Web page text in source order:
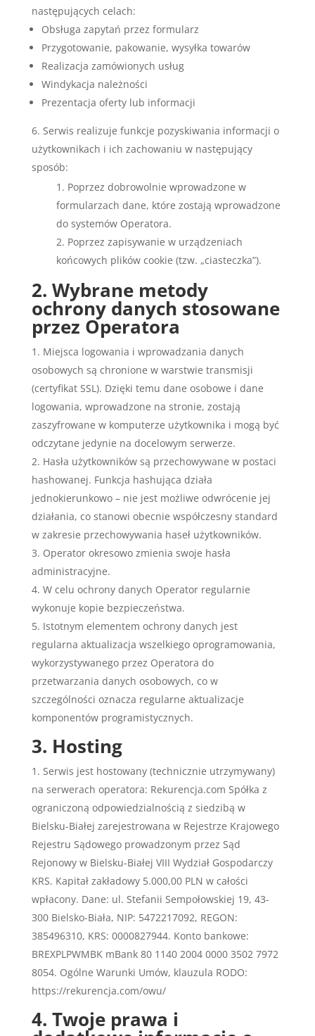
następujących celach:
Obsługa zapytań przez formularz
Przygotowanie, pakowanie, wysyłka towarów
Realizacja zamówionych usług
Windykacja należności
Prezentacja oferty lub informacji
Serwis realizuje funkcje pozyskiwania informacji o
użytkownikach i ich zachowaniu w następujący
sposób:
Poprzez dobrowolnie wprowadzone w
formularzach dane, które zostają wprowadzone
do systemów Operatora.
Poprzez zapisywanie w urządzeniach
końcowych plików cookie (tzw. „ciasteczka”).
2. Wybrane metody
ochrony danych stosowane
przez Operatora
Miejsca logowania i wprowadzania danych
osobowych są chronione w warstwie transmisji
(certyfikat SSL). Dzięki temu dane osobowe i dane
logowania, wprowadzone na stronie, zostają
zaszyfrowane w komputerze użytkownika i mogą być
odczytane jedynie na docelowym serwerze.
Hasła użytkowników są przechowywane w postaci
hashowanej. Funkcja hashująca działa
jednokierunkowo – nie jest możliwe odwrócenie jej
działania, co stanowi obecnie współczesny standard
w zakresie przechowywania haseł użytkowników.
Operator okresowo zmienia swoje hasła
administracyjne.
W celu ochrony danych Operator regularnie
wykonuje kopie bezpieczeństwa.
Istotnym elementem ochrony danych jest
regularna aktualizacja wszelkiego oprogramowania,
wykorzystywanego przez Operatora do
przetwarzania danych osobowych, co w
szczególności oznacza regularne aktualizacje
komponentów programistycznych.
3. Hosting
Serwis jest hostowany (technicznie utrzymywany)
na serwerach operatora: Rekurencja.com Spółka z
ograniczoną odpowiedzialnością z siedzibą w
Bielsku-Białej zarejestrowana w Rejestrze Krajowego
Rejestru Sądowego prowadzonym przez Sąd
Rejonowy w Bielsku-Białej VIII Wydział Gospodarczy
KRS. Kapitał zakładowy 5.000,00 PLN w całości
wpłacony. Dane: ul. Stefanii Sempołowskiej 19, 43-
300 Bielsko-Biała, NIP: 5472217092, REGON:
385496310, KRS: 0000827944. Konto bankowe:
BREXPLPWMBK mBank 80 1140 2004 0000 3502 7972
8054. Ogólne Warunki Umów, klauzula RODO:
https://rekurencja.com/owu/
4. Twoje prawa i